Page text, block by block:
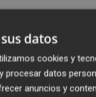
de la
dijo el técnico del
que
el mundo lo
datos
cookies y
procesar datos
anuncios y